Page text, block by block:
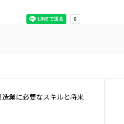
業に必要なスキルと将来